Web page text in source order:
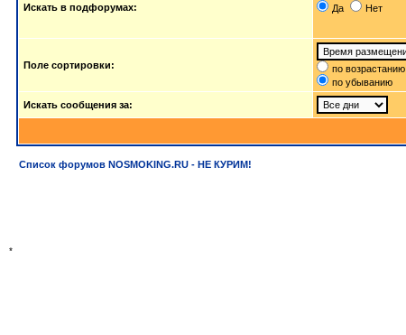
Искать в подфорумах: Да Нет
Поле сортировки:
по возрастанию
по убыванию
Искать сообщения за:
Список форумов NOSMOKING.RU - НЕ КУРИМ!
*